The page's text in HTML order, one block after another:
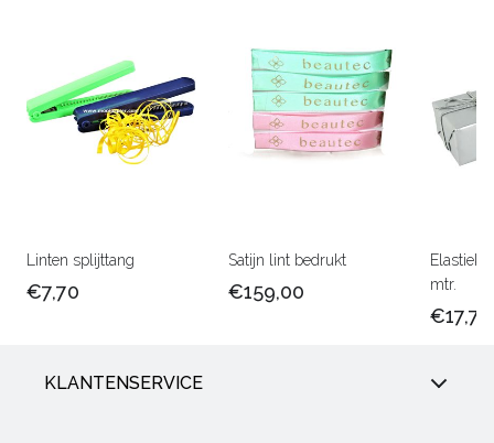
Linten splijttang
€7,70
Satijn lint bedrukt
€159,00
Elastiek
mtr.
€17,75
KLANTENSERVICE